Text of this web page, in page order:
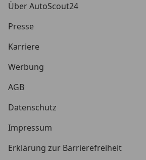
Über AutoScout24
Presse
Karriere
Werbung
AGB
Datenschutz
Impressum
Erklärung zur Barrierefreiheit